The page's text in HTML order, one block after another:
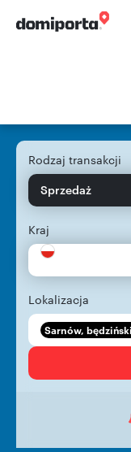
Rodzaj transakcji
Sprzedaż
Kraj
Lokalizacja
Sarnów,